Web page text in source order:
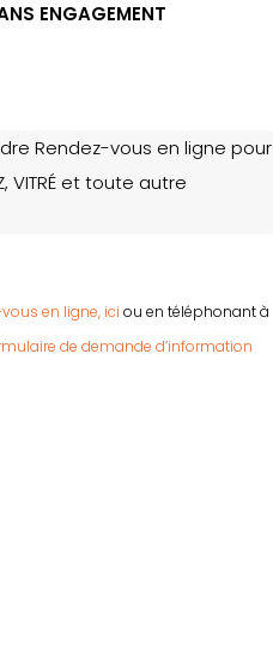
ENGAGEMENT
Rendez-vous en ligne pour
VITRÉ et toute autre
en ligne, ici ou en téléphonant à
de demande d’information